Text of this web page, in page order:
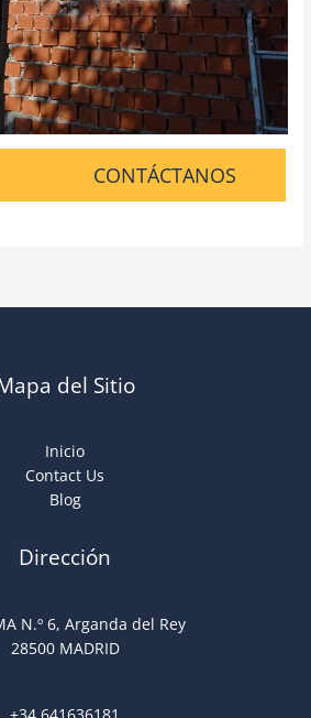
CONTÁCTANOS
del Sitio
Inicio
Contact Us
Blog
Dirección
N.º 6, Arganda del Rey
28500 MADRID